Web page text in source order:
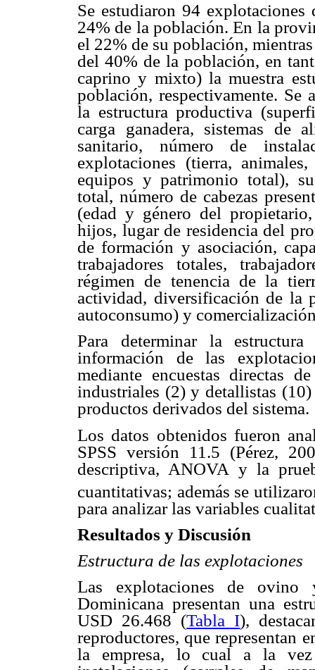
Se estudiaron 94
24% de la población. En la
el 22% de su población,
del 40% de la población, en
caprino y mixto) la muestra
población, respectivamente. Se
la estructura productiva
carga ganadera, sistemas de
sanitario, número de
explotaciones (tierra,
equipos y patrimonio total),
total, número de cabezas
(edad y género del
hijos, lugar de residencia del
de formación y asociación,
trabajadores totales,
régimen de tenencia de la
actividad, diversificación de la
autoconsumo) y
Para determinar la
información de las
mediante encuestas directas
industriales (2) y detallistas
productos derivados del sistema.
Los datos obtenidos fueron
SPSS versión 11.5 (Pérez,
descriptiva, ANOVA y la
cuantitativas; además se
para analizar las variables
Resultados y Discusión
Estructura de las explotaciones
Las explotaciones de ovino
Dominicana presentan una
USD 26.468 (Tabla I),
reproductores, que representan
la empresa, lo cual a la